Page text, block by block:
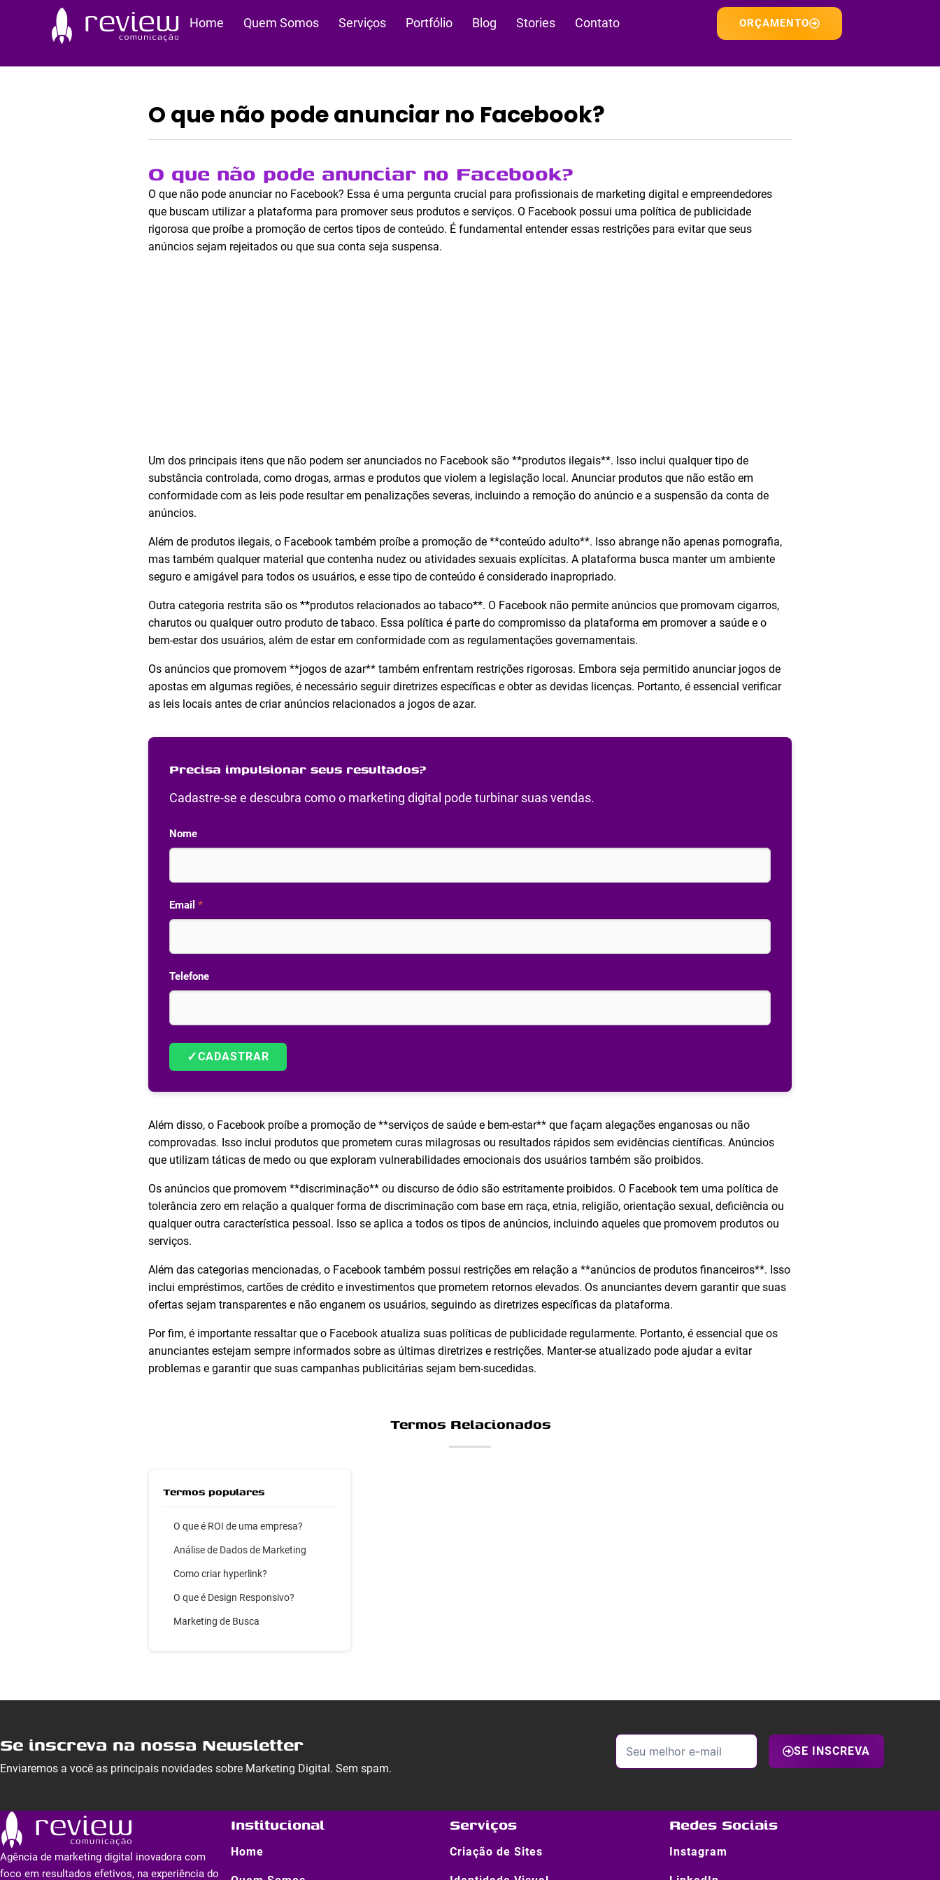
Home Quem Somos Serviços Portfólio Blog Stories Contato ORÇAMENTO
O que não pode anunciar no Facebook?
O que não pode anunciar no Facebook?
O que não pode anunciar no Facebook? Essa é uma pergunta crucial para profissionais de marketing digital e empreendedores
que buscam utilizar a plataforma para promover seus produtos e serviços. O Facebook possui uma política de publicidade
rigorosa que proíbe a promoção de certos tipos de conteúdo. É fundamental entender essas restrições para evitar que seus
anúncios sejam rejeitados ou que sua conta seja suspensa.
Um dos principais itens que não podem ser anunciados no Facebook são **produtos ilegais**. Isso inclui qualquer tipo de
substância controlada, como drogas, armas e produtos que violem a legislação local. Anunciar produtos que não estão em
conformidade com as leis pode resultar em penalizações severas, incluindo a remoção do anúncio e a suspensão da conta de
anúncios.
Além de produtos ilegais, o Facebook também proíbe a promoção de **conteúdo adulto**. Isso abrange não apenas pornografia,
mas também qualquer material que contenha nudez ou atividades sexuais explícitas. A plataforma busca manter um ambiente
seguro e amigável para todos os usuários, e esse tipo de conteúdo é considerado inapropriado.
Outra categoria restrita são os **produtos relacionados ao tabaco**. O Facebook não permite anúncios que promovam cigarros,
charutos ou qualquer outro produto de tabaco. Essa política é parte do compromisso da plataforma em promover a saúde e o
bem-estar dos usuários, além de estar em conformidade com as regulamentações governamentais.
Os anúncios que promovem **jogos de azar** também enfrentam restrições rigorosas. Embora seja permitido anunciar jogos de
apostas em algumas regiões, é necessário seguir diretrizes específicas e obter as devidas licenças. Portanto, é essencial verificar
as leis locais antes de criar anúncios relacionados a jogos de azar.
Precisa impulsionar seus resultados?
Cadastre-se e descubra como o marketing digital pode turbinar suas vendas.
Nome
Email *
Telefone
✓CADASTRAR
Além disso, o Facebook proíbe a promoção de **serviços de saúde e bem-estar** que façam alegações enganosas ou não
comprovadas. Isso inclui produtos que prometem curas milagrosas ou resultados rápidos sem evidências científicas. Anúncios
que utilizam táticas de medo ou que exploram vulnerabilidades emocionais dos usuários também são proibidos.
Os anúncios que promovem **discriminação** ou discurso de ódio são estritamente proibidos. O Facebook tem uma política de
tolerância zero em relação a qualquer forma de discriminação com base em raça, etnia, religião, orientação sexual, deficiência ou
qualquer outra característica pessoal. Isso se aplica a todos os tipos de anúncios, incluindo aqueles que promovem produtos ou
serviços.
Além das categorias mencionadas, o Facebook também possui restrições em relação a **anúncios de produtos financeiros**. Isso
inclui empréstimos, cartões de crédito e investimentos que prometem retornos elevados. Os anunciantes devem garantir que suas
ofertas sejam transparentes e não enganem os usuários, seguindo as diretrizes específicas da plataforma.
Por fim, é importante ressaltar que o Facebook atualiza suas políticas de publicidade regularmente. Portanto, é essencial que os
anunciantes estejam sempre informados sobre as últimas diretrizes e restrições. Manter-se atualizado pode ajudar a evitar
problemas e garantir que suas campanhas publicitárias sejam bem-sucedidas.
Termos Relacionados
Termos populares
O que é ROI de uma empresa?
Análise de Dados de Marketing
Como criar hyperlink?
O que é Design Responsivo?
Marketing de Busca
Se inscreva na nossa Newsletter
Enviaremos a você as principais novidades sobre Marketing Digital. Sem spam.
SE INSCREVA
Agência de marketing digital inovadora com
foco em resultados efetivos, na experiência do
Institucional
Home
Serviços
Criação de Sites
Redes Sociais
Instagram